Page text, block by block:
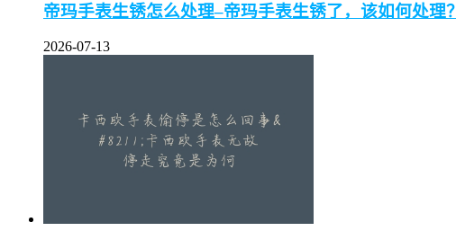
帝玛手表生锈怎么处理–帝玛手表生锈了，该如何处理？
2026-07-13